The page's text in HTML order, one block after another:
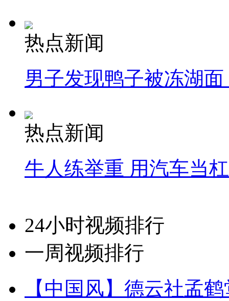
热点新闻
男子发现鸭子被冻湖
热点新闻
牛人练举重 用汽车当
24小时视频排行
一周视频排行
【中国风】德云社孟